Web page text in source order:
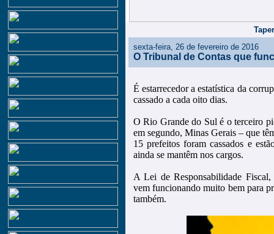
sexta-feira, 26 de fevereiro de 2016
O Tribunal de Contas que
É estarrecedor a estatística da
cassado a cada oito dias.
O Rio Grande do Sul é o terceiro
em segundo, Minas Gerais – que
15 prefeitos foram cassados e
ainda se mantêm nos cargos.
A Lei de Responsabilidade
vem funcionando muito bem para
também.